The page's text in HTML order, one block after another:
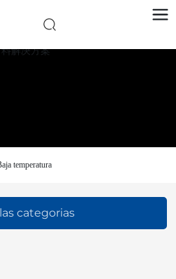
temperatura
categorias